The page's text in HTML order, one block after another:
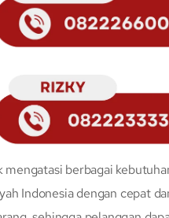
berbagai
Indonesia dengan cepat